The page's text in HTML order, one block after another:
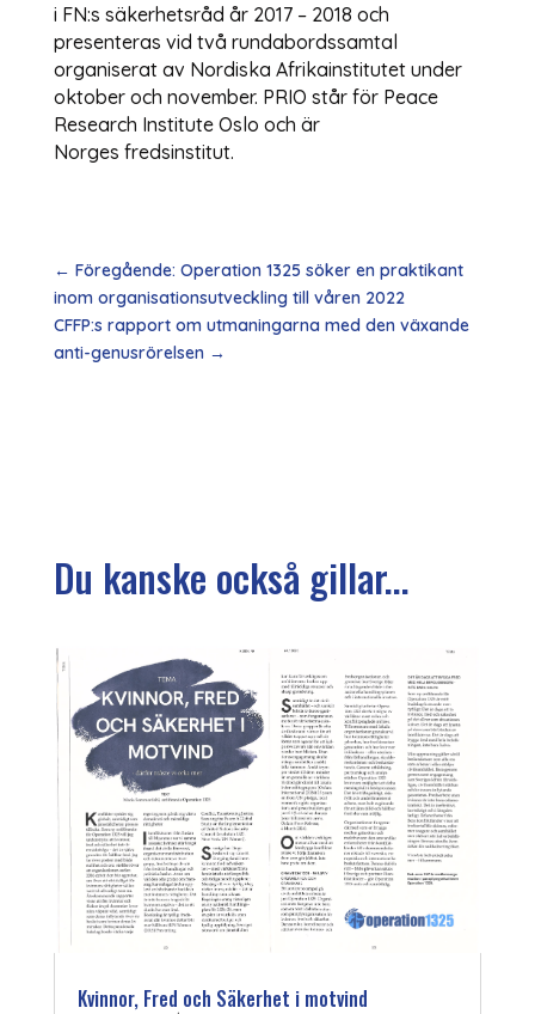
i FN:s säkerhetsråd år 2017 – 2018 och
presenteras vid två rundabordssamtal
organiserat av Nordiska Afrikainstitutet under
oktober och november. PRIO står för Peace
Research Institute Oslo och är
Norges fredsinstitut.
← Föregående: Operation 1325 söker en praktikant
inom organisationsutveckling till våren 2022
CFFP:s rapport om utmaningarna med den växande
anti-genusrörelsen→
Du kanske också gillar...
Kvinnor, Fred och Säkerhet i motvind